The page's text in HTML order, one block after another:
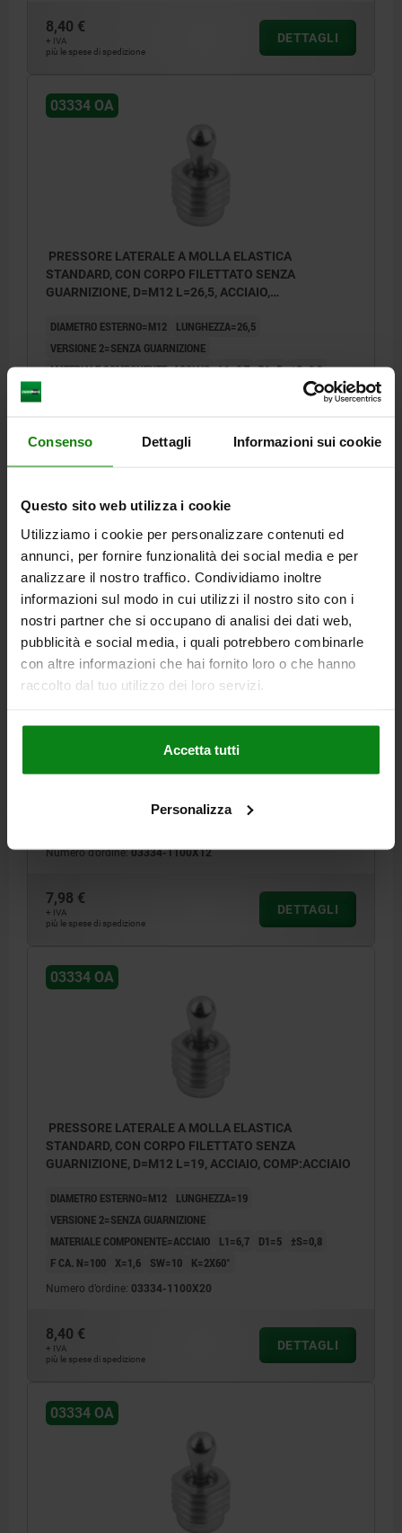
Consenso Dettagli Informazioni sui cookie
Questo sito web utilizza i cookie
Utilizziamo i cookie per personalizzare contenuti ed
annunci, per fornire funzionalità dei social media e per
analizzare il nostro traffico. Condividiamo inoltre
informazioni sul modo in cui utilizzi il nostro sito con i
nostri partner che si occupano di analisi dei dati web,
pubblicità e social media, i quali potrebbero combinarle
con altre informazioni che hai fornito loro o che hanno
raccolto dal tuo utilizzo dei loro servizi.
Accetta tutti
Personalizza
8,40 €
+ IVA
più le spese di spedizione
DETTAGLI
03334 OA
PRESSORE LATERALE A MOLLA ELASTICA
STANDARD, CON CORPO FILETTATO SENZA
GUARNIZIONE, D=M12 L=26,5, ACCIAIO,
DIAMETRO ESTERNO=M12
LUNGHEZZA=26,5
VERSIONE 2=SENZA GUARNIZIONE
MATERIALE COMPONENTE=ACCIAIO L1=6,7 D1=5 ±S=0,8
8,80 €
03334 OA
PRESSORE LATERALE A MOLLA ELASTICA
GUARNIZIONE, D=M12 L=11,5, ACCIAIO,
MATERIALE COMPONENTE=ACCIAIO L1=6,7
Numero d’ordine:03334-1100X12
7,98 €
+ IVA
più le spese di spedizione
DETTAGLI
03334 OA
PRESSORE LATERALE A MOLLA ELASTICA
STANDARD, CON CORPO FILETTATO SENZA
GUARNIZIONE, D=M12 L=19, ACCIAIO, COMP:ACCIAIO
DIAMETRO ESTERNO=M12
LUNGHEZZA=19
VERSIONE 2=SENZA GUARNIZIONE
MATERIALE COMPONENTE=ACCIAIO
L1=6,7 D1=5
±S=0,8
F CA. N=100 X=1,6 SW=10 K=2X60°
Numero d’ordine: 03334-1100X20
8,40 €
+ IVA
più le spese di spedizione
DETTAGLI
03334 OA